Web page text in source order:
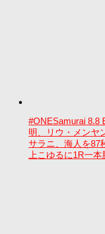
#ONESamurai 8.8
明、リウ・メンヤ
サラニ、海人を87
上こゆるに1R一